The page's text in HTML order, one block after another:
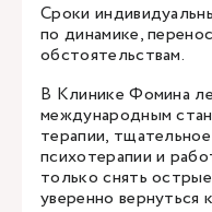
Сроки
по динамике,
обстоятельствам.
В Клинике Фомина
международным
терапии,
психотерапии и
только снять
уверенно вернуться